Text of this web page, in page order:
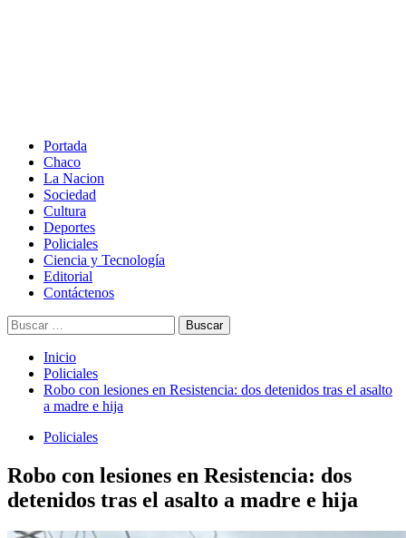
Portada
Chaco
La Nacion
Sociedad
Cultura
Deportes
Policiales
Ciencia y Tecnología
Editorial
Contáctenos
Buscar:
Inicio
Policiales
Robo con lesiones en Resistencia: dos detenidos tras el asalto
a madre e hija
Policiales
Robo con lesiones en Resistencia: dos
detenidos tras el asalto a madre e hija